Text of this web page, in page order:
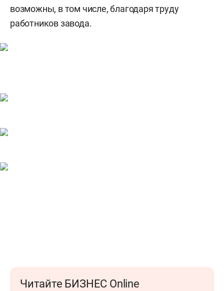
возможны, в том числе, благодаря труду
работников завода.
Читайте БИЗНЕС Online